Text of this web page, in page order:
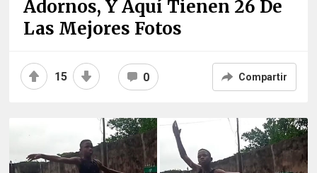
Adornos, Y Aquí Tienen 26 De
Las Mejores Fotos
15 0 Compartir